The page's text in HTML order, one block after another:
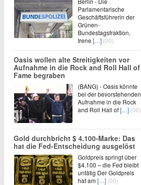
Parlamentarische
Geschäftsführerin der
Grünen-
Bundestagsfraktion,
Irene […] (00)
Oasis wollen alte Streitigkeiten vor
Aufnahme in die Rock and Roll Hall of
Fame begraben
(BANG) - Oasis könnte
bei der bevorstehenden
Aufnahme in die Rock
and Roll Hall of[…] (00)
Gold durchbricht $ 4.100-Marke: Das
hat die Fed-Entscheidung ausgelöst
Goldpreis springt über
$4.100 – die Fed bleibt
untätig Der Goldpreis
hat am[…] (00)